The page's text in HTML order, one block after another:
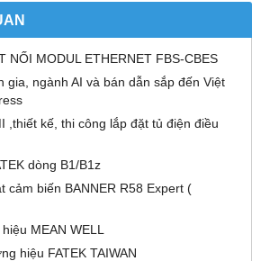
NỐI MODUL ETHERNET FBS-CBES
gia, ngành AI và bán dẫn sắp đến Việt
,thiết kế, thi công lắp đặt tủ điện điều
dòng B1/B1z
cảm biến BANNER R58 Expert (
MEAN WELL
hiệu FATEK TAIWAN